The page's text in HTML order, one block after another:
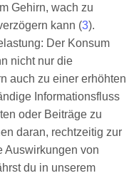
Gehirn, wach zu
kann (3).
Der Konsum
nicht nur die
auch zu einer erhöhten
Informationsfluss
oder Beiträge zu
daran, rechtzeitig zur
Auswirkungen von
du in unserem